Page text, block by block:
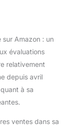
sur Amazon : un
évaluations
relativement
depuis avril
à sa
ventes dans sa